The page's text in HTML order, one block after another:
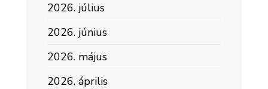
2026. július
2026. június
2026. május
2026. április